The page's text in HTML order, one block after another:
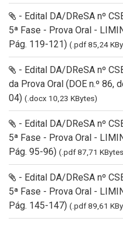
- Edital DA/DReSA nº
5ª Fase - Prova Oral -
Pág. 119-121) (.pdf 85,24
- Edital DA/DReSA nº
da Prova Oral (DOE n.º 86,
04) (.docx 10,23 KBytes)
- Edital DA/DReSA nº
5ª Fase - Prova Oral -
Pág. 95-96) (.pdf 87,71
- Edital DA/DReSA nº
5ª Fase - Prova Oral -
Pág. 145-147) (.pdf 89,61